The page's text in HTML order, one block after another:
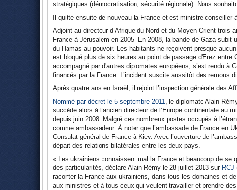
stratégiques (démocratisation, sécurité régionale). Nous
Il quitte ensuite de nouveau la France et est ministre
Adjoint au directeur d’Afrique du Nord et du Moyen Orient trois
France à Jérusalem en 2005. En 2008, la bande de Gaza
du Hamas au pouvoir. Les habitants ne reçoivent presque
est bloqué plus de six heures au point de passage d'Erez
accompagné par d'autres diplomates européens, s’est rendu à
financés par la France. L’incident suscite aussitôt des remous
Après quatre ans en Israël, il rejoint l’inspection générale des
Nommé par décret le 5 septembre 2011, le diplomate Alain
succède alors à l’ancien directeur de l’Europe continentale au
depuis juin 2008. Malgré ces nombreux postes occupés à
comme ambassadeur.À noter que l’ambassade de France en
Consulat général de France à Kiev. Avec l’ouverture de
départ des relations bilatérales entre les deux pays.
« Les ukrainiens connaissent mal la France et beaucoup de se
des particularités, déclare Alain Rémy le 28 juillet 2013 sur RCJ
raconter la France aux ukrainiens, dans tous les domaines et
aux ministres et à tous ceux qui veulent travailler et prendre